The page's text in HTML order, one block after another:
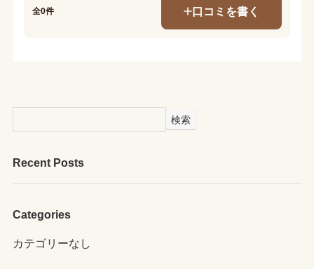
全0件 口コミを書く
検索
Recent Posts
Categories
カテゴリーなし